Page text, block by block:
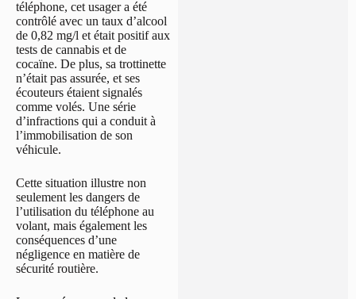
téléphone, cet usager a été
contrôlé avec un taux d’alcool
de 0,82 mg/l et était positif aux
tests de cannabis et de
cocaïne. De plus, sa trottinette
n’était pas assurée, et ses
écouteurs étaient signalés
comme volés. Une série
d’infractions qui a conduit à
l’immobilisation de son
véhicule.
Cette situation illustre non
seulement les dangers de
l’utilisation du téléphone au
volant, mais également les
conséquences d’une
négligence en matière de
sécurité routière.